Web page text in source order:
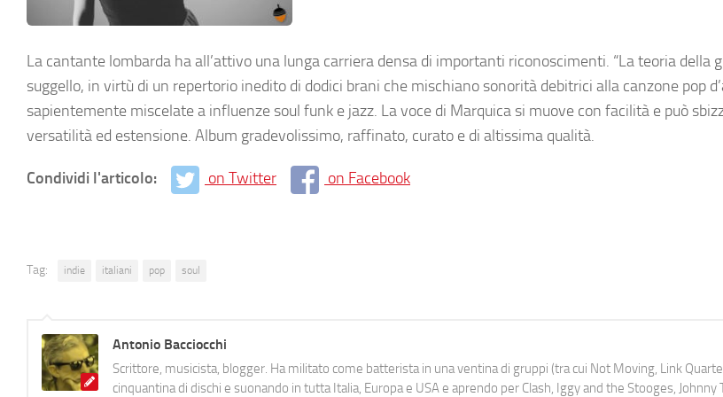
La cantante lombarda ha all’attivo una lunga carriera densa di importanti riconoscimenti. “La teoria della
suggello, in virtù di un repertorio inedito di dodici brani che mischiano sonorità debitrici alla canzone pop
sapientemente miscelate a influenze soul funk e jazz. La voce di Marquica si muove con facilità e può
versatilità ed estensione. Album gradevolissimo, raffinato, curato e di altissima qualità.
Condividi l'articolo: on Twitter on Facebook
Tag: indie italiani pop soul
Antonio Bacciocchi
Scrittore, musicista, blogger. Ha militato come batterista in una ventina di gruppi (tra cui Not Moving, Link
cinquantina di dischi e suonando in tutta Italia, Europa e USA e aprendo per Clash, Iggy and the Stooges, Johnny